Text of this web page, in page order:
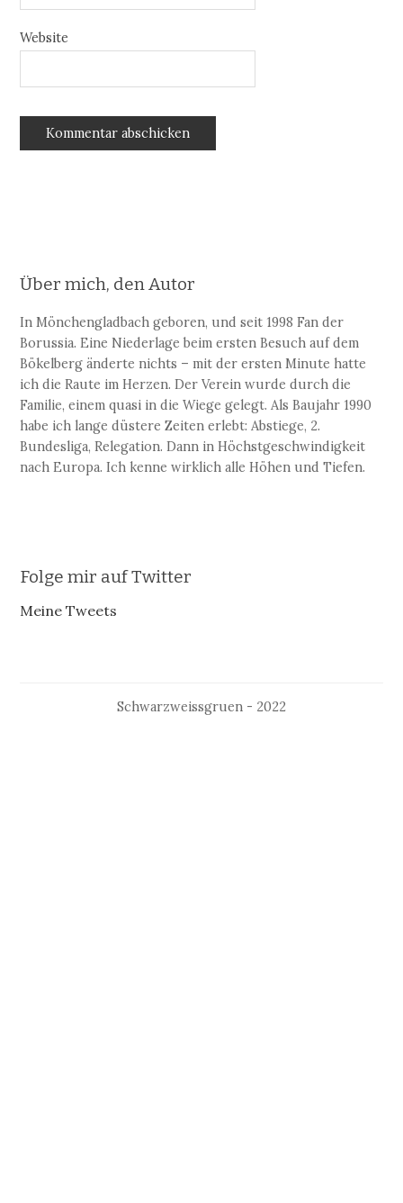
Website
Über mich, den Autor
In Mönchengladbach geboren, und seit 1998 Fan der
Borussia. Eine Niederlage beim ersten Besuch auf dem
Bökelberg änderte nichts – mit der ersten Minute hatte
ich die Raute im Herzen. Der Verein wurde durch die
Familie, einem quasi in die Wiege gelegt. Als Baujahr 1990
habe ich lange düstere Zeiten erlebt: Abstiege, 2.
Bundesliga, Relegation. Dann in Höchstgeschwindigkeit
nach Europa. Ich kenne wirklich alle Höhen und Tiefen.
Folge mir auf Twitter
Meine Tweets
Schwarzweissgruen - 2022